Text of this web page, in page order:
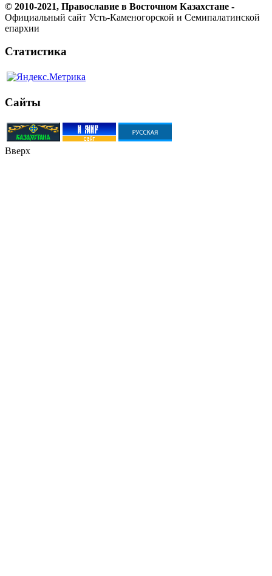
© 2010-2021, Православие в Восточном Казахстане -
Официальный сайт Усть-Каменогорской и Семипалатинской
епархии
Статистика
Сайты
Вверх